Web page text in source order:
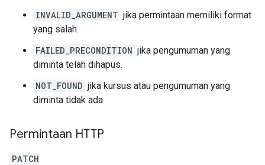
INVALID_ARGUMENT jika permintaan memiliki format
yang salah.
FAILED_PRECONDITION jika pengumuman yang
diminta telah dihapus.
NOT_FOUND jika kursus atau pengumuman yang
diminta tidak ada
Permintaan HTTP
PATCH